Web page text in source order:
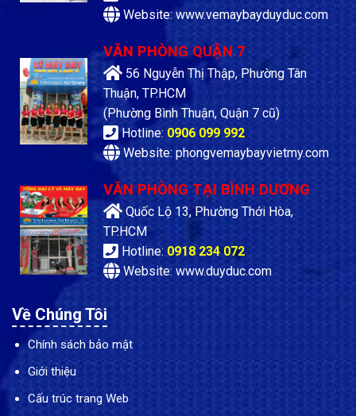
Website: www.vemaybayduyduc.com
VĂN PHÒNG QUẬN 7
56 Nguyễn Thị Thập, Phường Tân
Thuận, TP.HCM
(Phường Bình Thuận, Quận 7 cũ)
Hotline: 0906 099 992
Website: phongvemaybayvietmy.com
VĂN PHÒNG TẠI BÌNH DƯƠNG
Quốc Lộ 13, Phường Thới Hòa,
TP.HCM
Hotline: 0918 234 072
Website: www.duyduc.com
Về Chúng Tôi
Chính sách bảo mật
Giới thiệu
Cấu trúc trang Web